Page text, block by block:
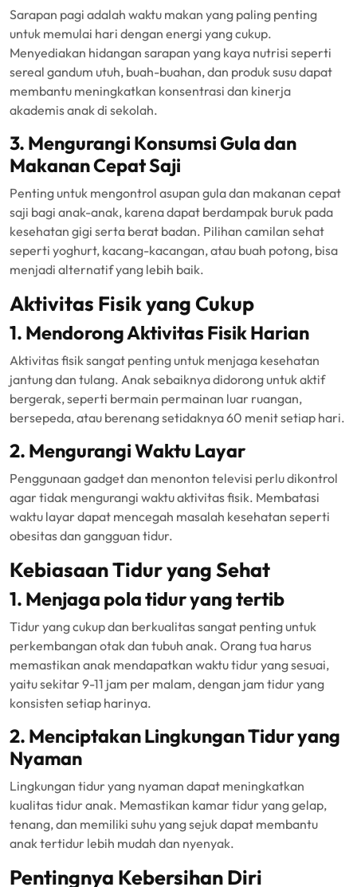
Sarapan pagi adalah waktu makan yang paling penting
untuk memulai hari dengan energi yang cukup.
Menyediakan hidangan sarapan yang kaya nutrisi seperti
sereal gandum utuh, buah-buahan, dan produk susu dapat
membantu meningkatkan konsentrasi dan kinerja
akademis anak di sekolah.
3. Mengurangi Konsumsi Gula dan
Makanan Cepat Saji
Penting untuk mengontrol asupan gula dan makanan cepat
saji bagi anak-anak, karena dapat berdampak buruk pada
kesehatan gigi serta berat badan. Pilihan camilan sehat
seperti yoghurt, kacang-kacangan, atau buah potong, bisa
menjadi alternatif yang lebih baik.
Aktivitas Fisik yang Cukup
1. Mendorong Aktivitas Fisik Harian
Aktivitas fisik sangat penting untuk menjaga kesehatan
jantung dan tulang. Anak sebaiknya didorong untuk aktif
bergerak, seperti bermain permainan luar ruangan,
bersepeda, atau berenang setidaknya 60 menit setiap hari.
2. Mengurangi Waktu Layar
Penggunaan gadget dan menonton televisi perlu dikontrol
agar tidak mengurangi waktu aktivitas fisik. Membatasi
waktu layar dapat mencegah masalah kesehatan seperti
obesitas dan gangguan tidur.
Kebiasaan Tidur yang Sehat
1. Menjaga pola tidur yang tertib
Tidur yang cukup dan berkualitas sangat penting untuk
perkembangan otak dan tubuh anak. Orang tua harus
memastikan anak mendapatkan waktu tidur yang sesuai,
yaitu sekitar 9-11 jam per malam, dengan jam tidur yang
konsisten setiap harinya.
2. Menciptakan Lingkungan Tidur yang
Nyaman
Lingkungan tidur yang nyaman dapat meningkatkan
kualitas tidur anak. Memastikan kamar tidur yang gelap,
tenang, dan memiliki suhu yang sejuk dapat membantu
anak tertidur lebih mudah dan nyenyak.
Pentingnya Kebersihan Diri